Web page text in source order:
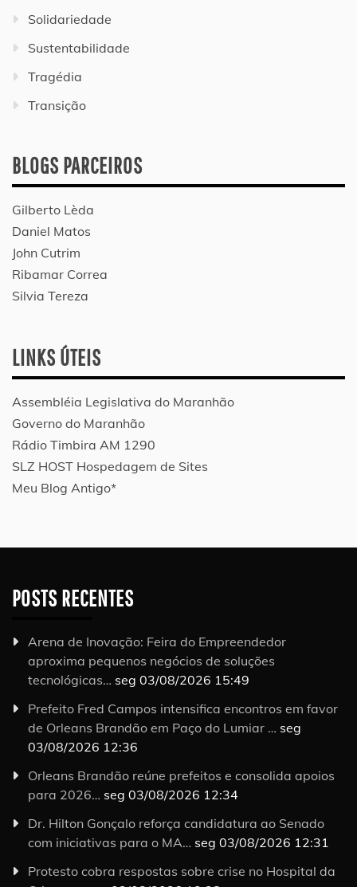
Solidariedade
Sustentabilidade
Tragédia
Transição
BLOGS PARCEIROS
Gilberto Lèda
Daniel Matos
John Cutrim
Ribamar Correa
Silvia Tereza
LINKS ÚTEIS
Assembléia Legislativa do Maranhão
Governo do Maranhão
Rádio Timbira AM 1290
SLZ HOST Hospedagem de Sites
Meu Blog Antigo*
POSTS RECENTES
Arena de Inovação: Feira do Empreendedor
aproxima pequenos negócios de soluções
tecnológicas… seg 03/08/2026 15:49
Prefeito Fred Campos intensifica encontros em favor
de Orleans Brandão em Paço do Lumiar … seg
03/08/2026 12:36
Orleans Brandão reúne prefeitos e consolida apoios
para 2026… seg 03/08/2026 12:34
Dr. Hilton Gonçalo reforça candidatura ao Senado
com iniciativas para o MA… seg 03/08/2026 12:31
Protesto cobra respostas sobre crise no Hospital da